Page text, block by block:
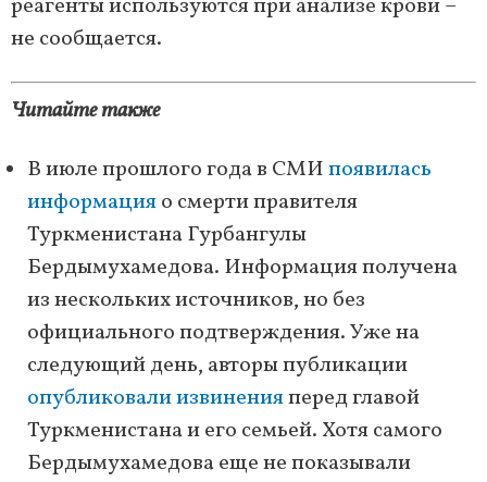
реагенты используются при анализе крови –
не сообщается.
Читайте также
В июле прошлого года в СМИпоявилась
информацияо смерти правителя
Туркменистана Гурбангулы
Бердымухамедова. Информация получена
из нескольких источников, но без
официального подтверждения. Уже на
следующий день, авторы публикации
опубликовали извиненияперед главой
Туркменистана и его семьей. Хотя самого
Бердымухамедова еще не показывали